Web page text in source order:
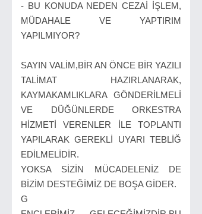
- BU KONUDA NEDEN CEZAİ İŞLEM,
MÜDAHALE VE YAPTIRIM
YAPILMIYOR?
SAYIN VALİM,BİR AN ÖNCE BİR YAZILI
TALİMAT HAZIRLANARAK,
KAYMAKAMLIKLARA GÖNDERİLMELİ
VE DÜĞÜNLERDE ORKESTRA
HİZMETİ VERENLER İLE TOPLANTI
YAPILARAK GEREKLİ UYARI TEBLİĞ
EDİLMELİDİR.
YOKSA SİZİN MÜCADELENİZ DE
BİZİM DESTEĞİMİZ DE BOŞA GİDER.
G